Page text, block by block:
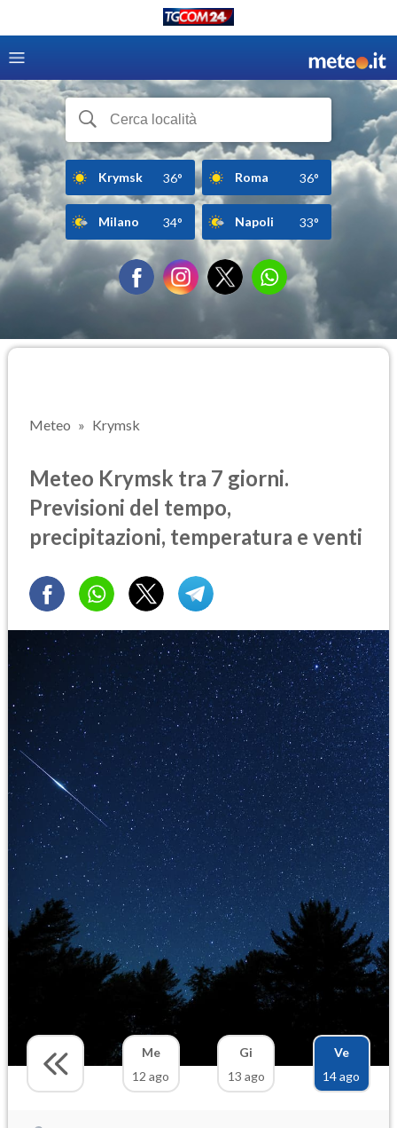
Krymsk 36° Roma 36°
Milano 34° Napoli 33°
Meteo Krymsk
Meteo Krymsk tra 7 giorni.
Previsioni del tempo,
precipitazioni, temperatura e venti
Me
12 ago
Gi
13 ago
Ve
14 ago